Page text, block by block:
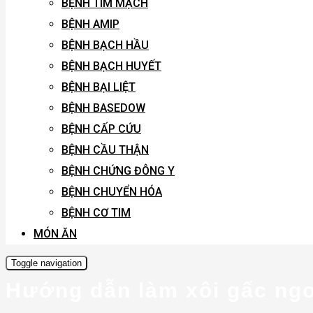
BỆNH TIM MẠCH
BỆNH AMIP
BỆNH BẠCH HẦU
BỆNH BẠCH HUYẾT
BỆNH BẠI LIỆT
BỆNH BASEDOW
BỆNH CẤP CỨU
BỆNH CẦU THẬN
BỆNH CHỨNG ĐÔNG Y
BỆNH CHUYỂN HÓA
BỆNH CƠ TIM
MÓN ĂN
Toggle navigation